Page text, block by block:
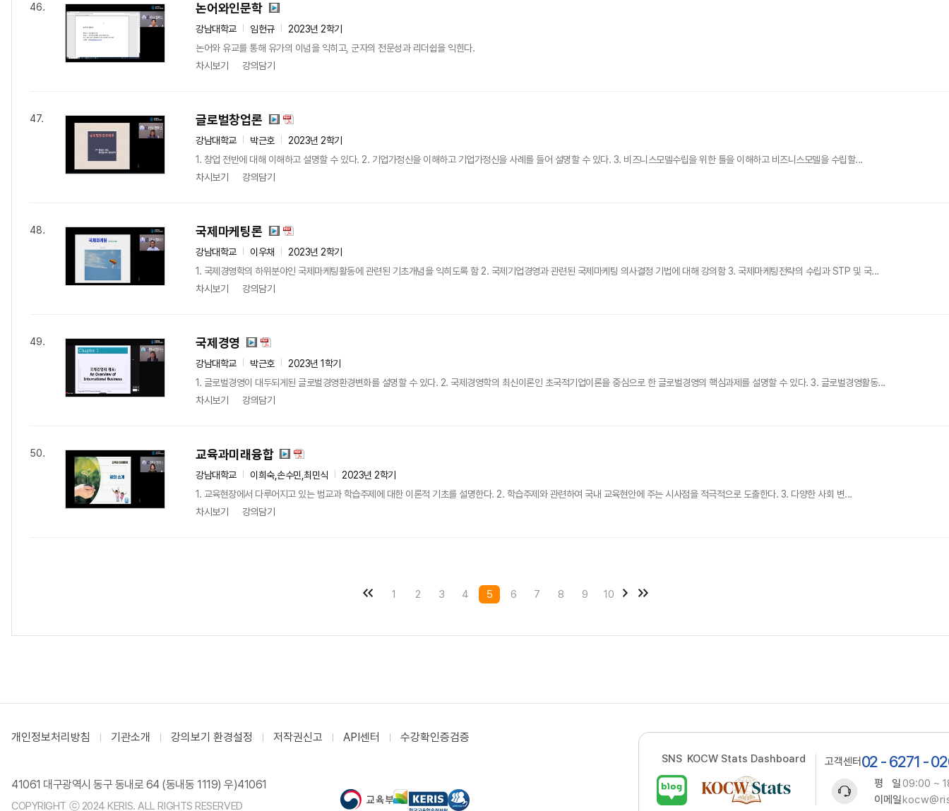
46. 논어와인문학
강남대학교 임헌규
2023년 2학기
논어와 유교를 통해 유가의 이념을 익히고, 군자의 전문성과 리더쉽을 익힌다.
차시보기
강의담기
47. 글로벌창업론
강남대학교 박근호
2023년 2학기
1. 창업 전반에 대해 이해하고 설명할 수 있다. 2. 기업가정신을 이해하고 기업가정신을 사례를 들어 설명할 수 있다. 3. 비즈니스모델수립을 위한 틀을 이해하고 비즈니스모델을 수립할...
차시보기
강의담기
48. 국제마케팅론
강남대학교 이우채
2023년 2학기
1. 국제경영학의 하위분야인 국제마케팅활동에 관련된 기초개념을 익히도록 함 2. 국제기업경영과 관련된 국제마케팅 의사결정 기법에 대해 강의함 3. 국제마케팅전략의 수립과 STP 및 국...
차시보기
강의담기
49. 국제경영
강남대학교 박근호
2023년 1학기
1. 글로벌경영이 대두되게된 글로벌경영환경변화를 설명할 수 있다. 2. 국제경영학의 최신이론인 초국적기업이론을 중심으로 한 글로벌경영의 핵심과제를 설명할 수 있다. 3. 글로벌경영활동...
차시보기
강의담기
50. 교육과미래융합
강남대학교 이희숙,손수민,최민식
2023년 2학기
1. 교육현장에서 다루어지고 있는 범교과 학습주제에 대한 이론적 기초를 설명한다. 2. 학습주제와 관련하여 국내 교육현안에 주는 시사점을 적극적으로 도출한다. 3. 다양한 사회 변...
차시보기
강의담기
1 2 3 4 5 6 7 8 9 10
개인정보처리방침 기관소개 강의보기 환경설정 저작권신고 API센터 수강확인증검증
41061 대구광역시 동구 동내로 64 (동내동 1119) 우)41061
COPYRIGHT ⓒ 2024 KERIS. ALL RIGHTS RESERVED
SNS KOCW Stats Dashboard 고객센터 02 - 6271 -
평 일09:00 ~
이메일